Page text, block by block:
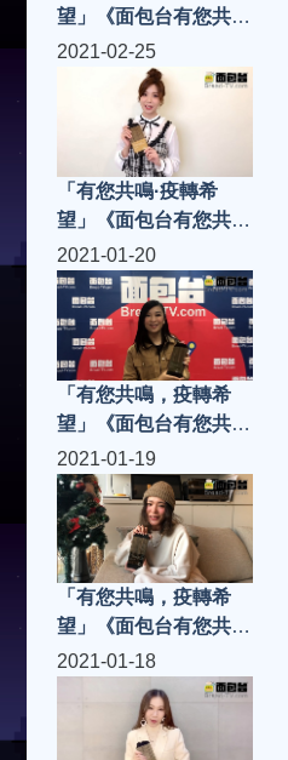
望」《面包台有您共鳴
奬2020》「共鳴金
曲」J.Arie雷深如 -
《雙面哈菲》
2021-02-25
「有您共鳴·疫轉希
望」《面包台有您共鳴
奬2020》「共鳴樂壇
新人」Vera廖貝瑩
2021-01-20
「有您共鳴，疫轉希
望」《面包台有您共鳴
奬2020》「共鳴樂壇
新人」張若希
2021-01-19
「有您共鳴，疫轉希
望」《面包台有您共鳴
奬2020》「共鳴樂壇
新人」唐浩嘉Kiko
2021-01-18